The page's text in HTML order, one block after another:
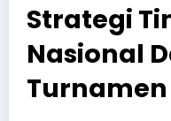
Strategi
Nasional